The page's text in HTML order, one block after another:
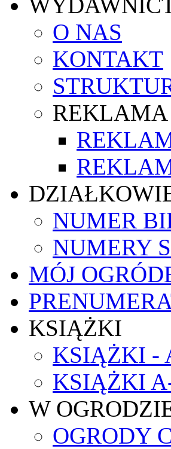
O NAS
KONTAKT
REKLAMA
NUMER
NUMERY
MÓJ
KSIĄŻKI
KSIĄŻKI -
KSIĄŻKI
W
OGRODY